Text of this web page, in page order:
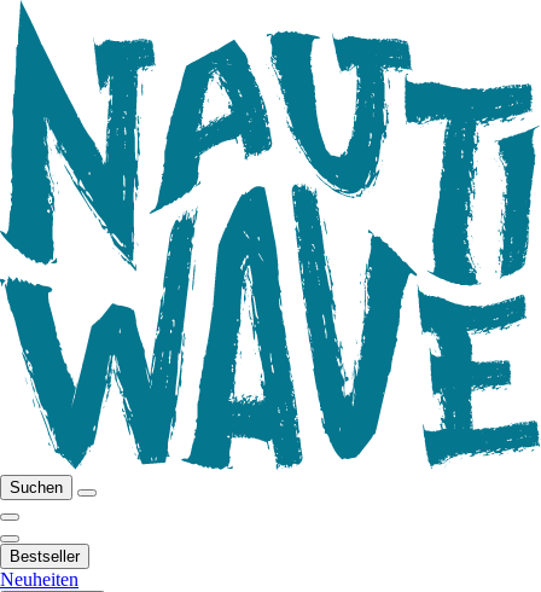
Suchen
Bestseller
Neuheiten